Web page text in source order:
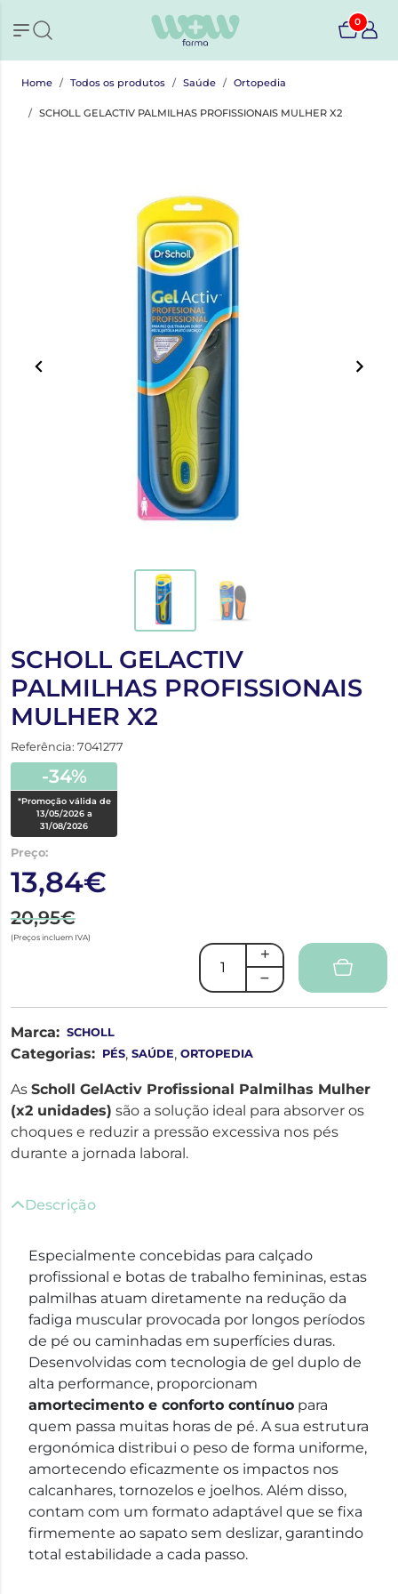
0
Home Todos os produtos Saúde Ortopedia
SCHOLL GELACTIV PALMILHAS PROFISSIONAIS MULHER X2
SCHOLL GELACTIV
PALMILHAS PROFISSIONAIS
MULHER X2
Referência: 7041277
-34%
*Promoção válida de
13/05/2026 a
31/08/2026
Preço:
13,84€
20,95€
(Preços incluem IVA)
Marca: SCHOLL
Categorias: PÉS, SAÚDE, ORTOPEDIA
As Scholl GelActiv Profissional Palmilhas Mulher
(x2 unidades) são a solução ideal para absorver os
choques e reduzir a pressão excessiva nos pés
durante a jornada laboral.
Descrição
Especialmente concebidas para calçado
profissional e botas de trabalho femininas, estas
palmilhas atuam diretamente na redução da
fadiga muscular provocada por longos períodos
de pé ou caminhadas em superfícies duras.
Desenvolvidas com tecnologia de gel duplo de
alta performance, proporcionam
amortecimento e conforto contínuo para
quem passa muitas horas de pé. A sua estrutura
ergonómica distribui o peso de forma uniforme,
amortecendo eficazmente os impactos nos
calcanhares, tornozelos e joelhos. Além disso,
contam com um formato adaptável que se fixa
firmemente ao sapato sem deslizar, garantindo
total estabilidade a cada passo.